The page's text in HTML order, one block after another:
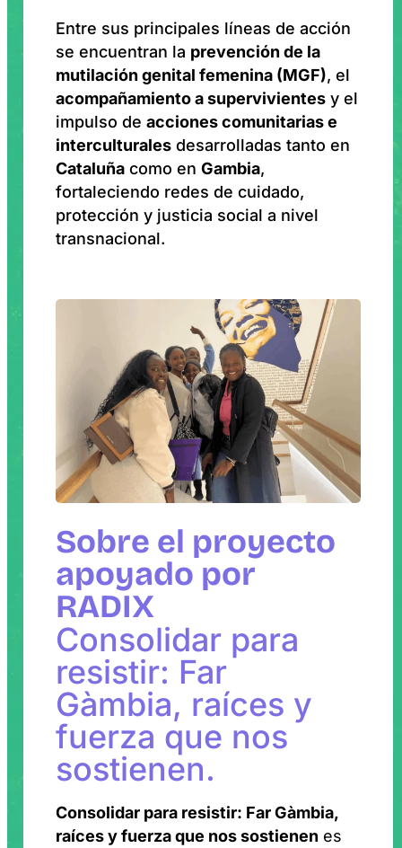
Entre sus principales líneas de acción
se encuentran la prevención de la
mutilación genital femenina (MGF), el
acompañamiento a supervivientes y el
impulso de acciones comunitarias e
interculturales desarrolladas tanto en
Cataluña como en Gambia,
fortaleciendo redes de cuidado,
protección y justicia social a nivel
transnacional.
Sobre el proyecto
apoyado por
RADIX
Consolidar para
resistir: Far
Gàmbia, raíces y
fuerza que nos
sostienen.
Consolidar para resistir: Far Gàmbia,
raíces y fuerza que nos sostienen es